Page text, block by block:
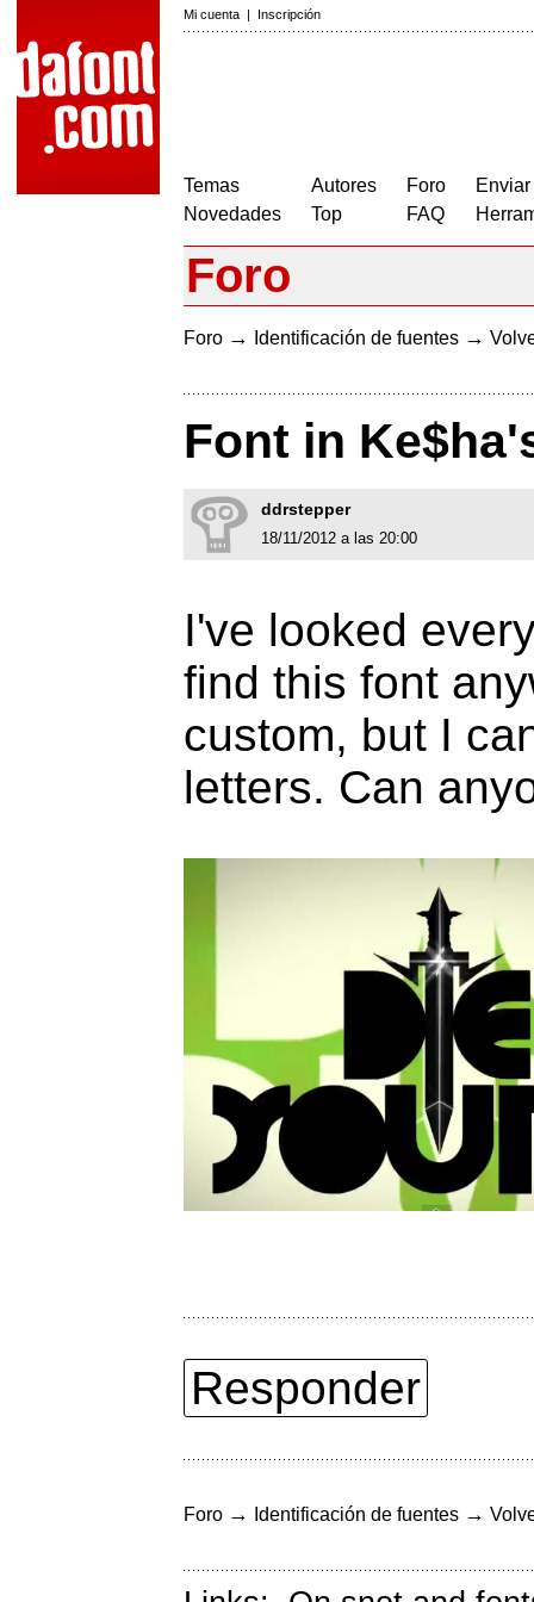
Mi cuenta | Inscripción
Temas
Novedades
Autores
Top
Foro
FAQ
Foro
Foro → Identificación de fuentes →
Font in
ddrstepper
18/11/2012 a las 20:00
I've looked
find this font
custom, but I
letters. Can
Responder
Foro → Identificación de fuentes →